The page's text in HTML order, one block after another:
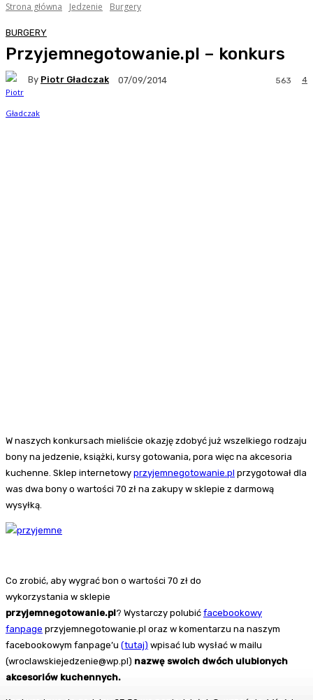
Strona główna Jedzenie Burgery
BURGERY
Przyjemnegotowanie.pl – konkurs
By Piotr Gładczak 07/09/2014 4
563
W naszych konkursach mieliście okazję zdobyć już wszelkiego rodzaju
bony na jedzenie, książki, kursy gotowania, pora więc na akcesoria
kuchenne. Sklep internetowy przyjemnegotowanie.pl przygotował dla
was dwa bony o wartości 70 zł na zakupy w sklepie z darmową
wysyłką.
Co zrobić, aby wygrać bon o wartości 70 zł do
wykorzystania w sklepie
przyjemnegotowanie.pl? Wystarczy polubić facebookowy
fanpage przyjemnegotowanie.pl oraz w komentarzu na naszym
facebookowym fanpage’u (tutaj) wpisać lub wysłać w mailu
(wroclawskiejedzenie@wp.pl) nazwę swoich dwóch ulubionych
akcesoriów kuchennych.